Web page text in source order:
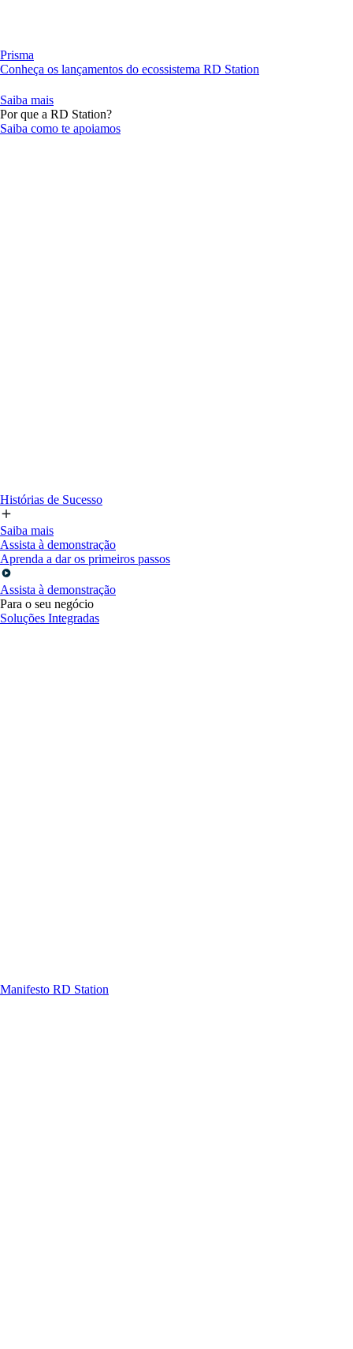
Prisma
Conheça os lançamentos do ecossistema RD Station
Saiba mais
Por que a RD Station?
Saiba como te apoiamos
Histórias de Sucesso
Saiba mais
Assista à demonstração
Aprenda a dar os primeiros passos
Assista à demonstração
Para o seu negócio
Soluções Integradas
Manifesto RD Station